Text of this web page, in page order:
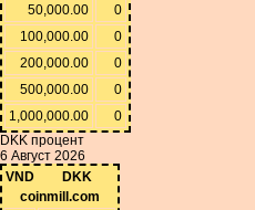
50,000.00
0
100,000.00
0
200,000.00
0
500,000.00
0
1,000,000.00
0
DKK процент
6 Август 2026
VND
DKK
coinmill.com